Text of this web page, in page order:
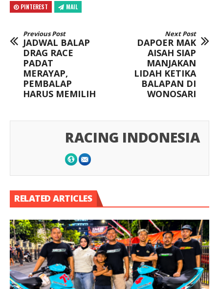
PINTEREST
MAIL
Previous Post
JADWAL BALAP
DRAG RACE
PADAT
MERAYAP,
PEMBALAP
HARUS MEMILIH
Next Post
DAPOER MAK
AISAH SIAP
MANJAKAN
LIDAH KETIKA
BALAPAN DI
WONOSARI
RACING INDONESIA
RELATED ARTICLES